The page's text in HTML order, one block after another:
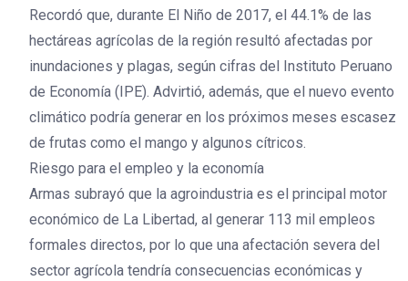
Recordó que, durante El Niño de 2017, el 44.1% de las
hectáreas agrícolas de la región resultó afectadas por
inundaciones y plagas, según cifras del Instituto Peruano
de Economía (IPE). Advirtió, además, que el nuevo evento
climático podría generar en los próximos meses escasez
de frutas como el mango y algunos cítricos.
Riesgo para el empleo y la economía
Armas subrayó que la agroindustria es el principal motor
económico de La Libertad, al generar 113 mil empleos
formales directos, por lo que una afectación severa del
sector agrícola tendría consecuencias económicas y